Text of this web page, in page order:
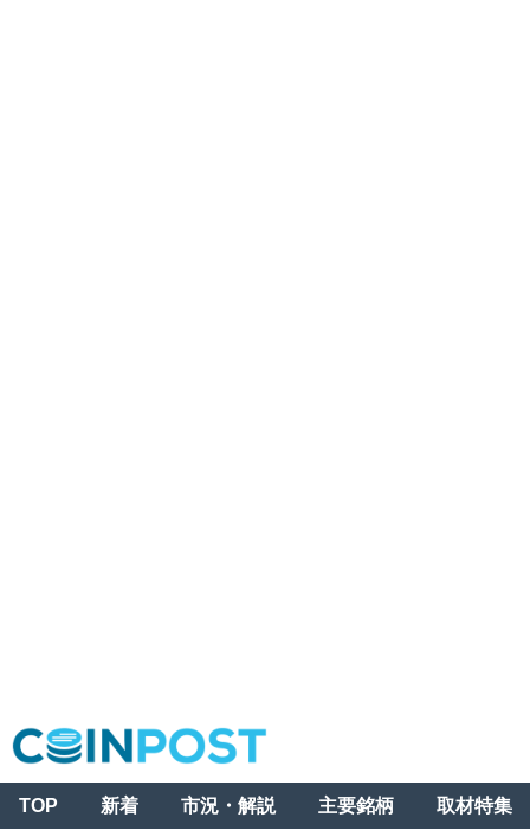
TOP 新着 市況・解説 主要銘柄 取材特集